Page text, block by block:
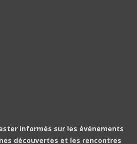
informés sur les événements
découvertes et les rencontres